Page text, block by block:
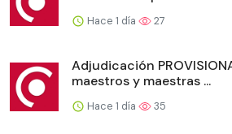
Hace 1 día 27
Adjudicación
maestros y maestras ...
Hace 1 día 35